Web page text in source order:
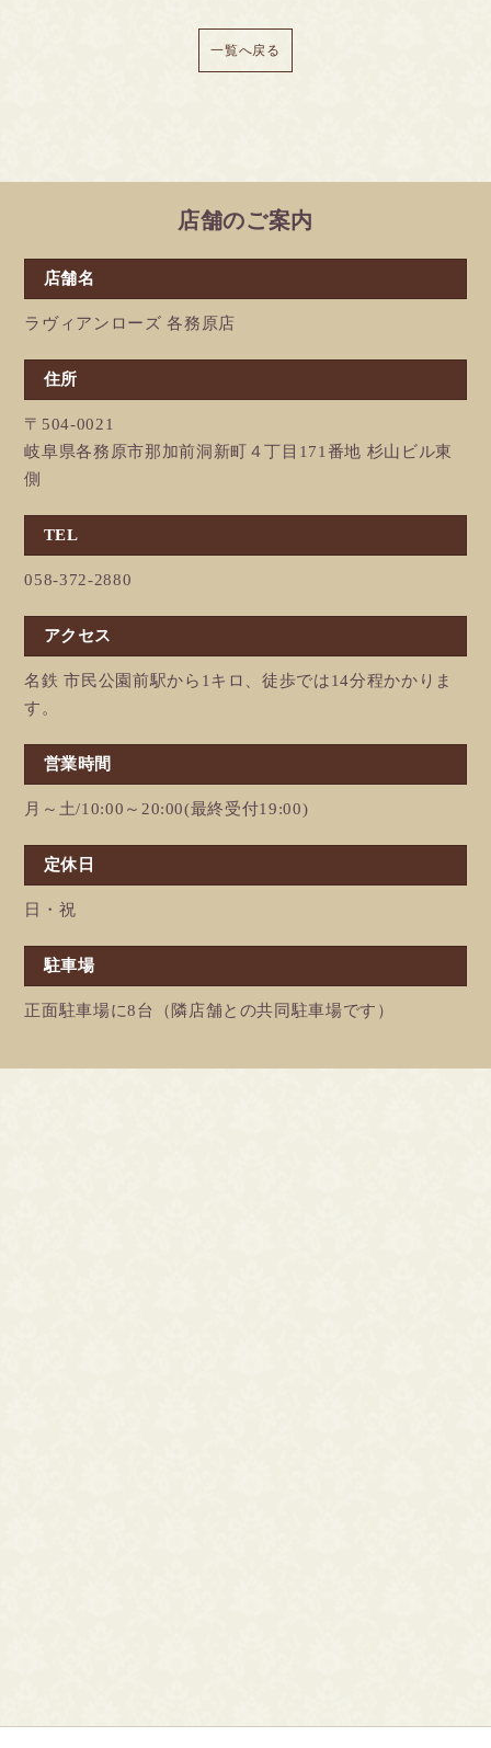
一覧へ戻る
店舗のご案内
店舗名
ラヴィアンローズ 各務原店
住所
〒504-0021
岐阜県各務原市那加前洞新町４丁目171番地 杉山ビル東
側
TEL
058-372-2880
アクセス
名鉄 市民公園前駅から1キロ、徒歩では14分程かかりま
す。
営業時間
月～土/10:00～20:00(最終受付19:00)
定休日
日・祝
駐車場
正面駐車場に8台（隣店舗との共同駐車場です）